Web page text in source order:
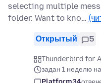
selecting multiple
folder. Want to kno…
Открытый 5
Thunderbird for
задан 1 неделю